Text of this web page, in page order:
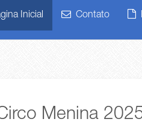
Inicial Contato
Menina